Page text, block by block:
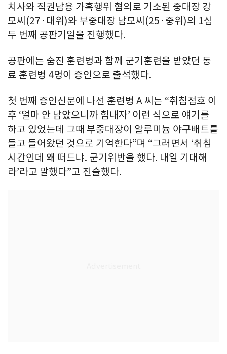
치사와 직권남용 가혹행위 혐의로 기소된 중대장 강
모씨(27·대위)와 부중대장 남모씨(25·중위)의 1심
두 번째 공판기일을 진행했다.
공판에는 숨진 훈련병과 함께 군기훈련을 받았던 동
료 훈련병 4명이 증인으로 출석했다.
첫 번째 증인신문에 나선 훈련병 A 씨는 “취침점호 이
후 ‘얼마 안 남았으니까 힘내자’ 이런 식으로 얘기를
하고 있었는데 그때 부중대장이 알루미늄 야구배트를
들고 들어왔던 것으로 기억한다”며 “그러면서 ‘취침
시간인데 왜 떠드냐. 군기위반을 했다. 내일 기대해
라’라고 말했다”고 진술했다.